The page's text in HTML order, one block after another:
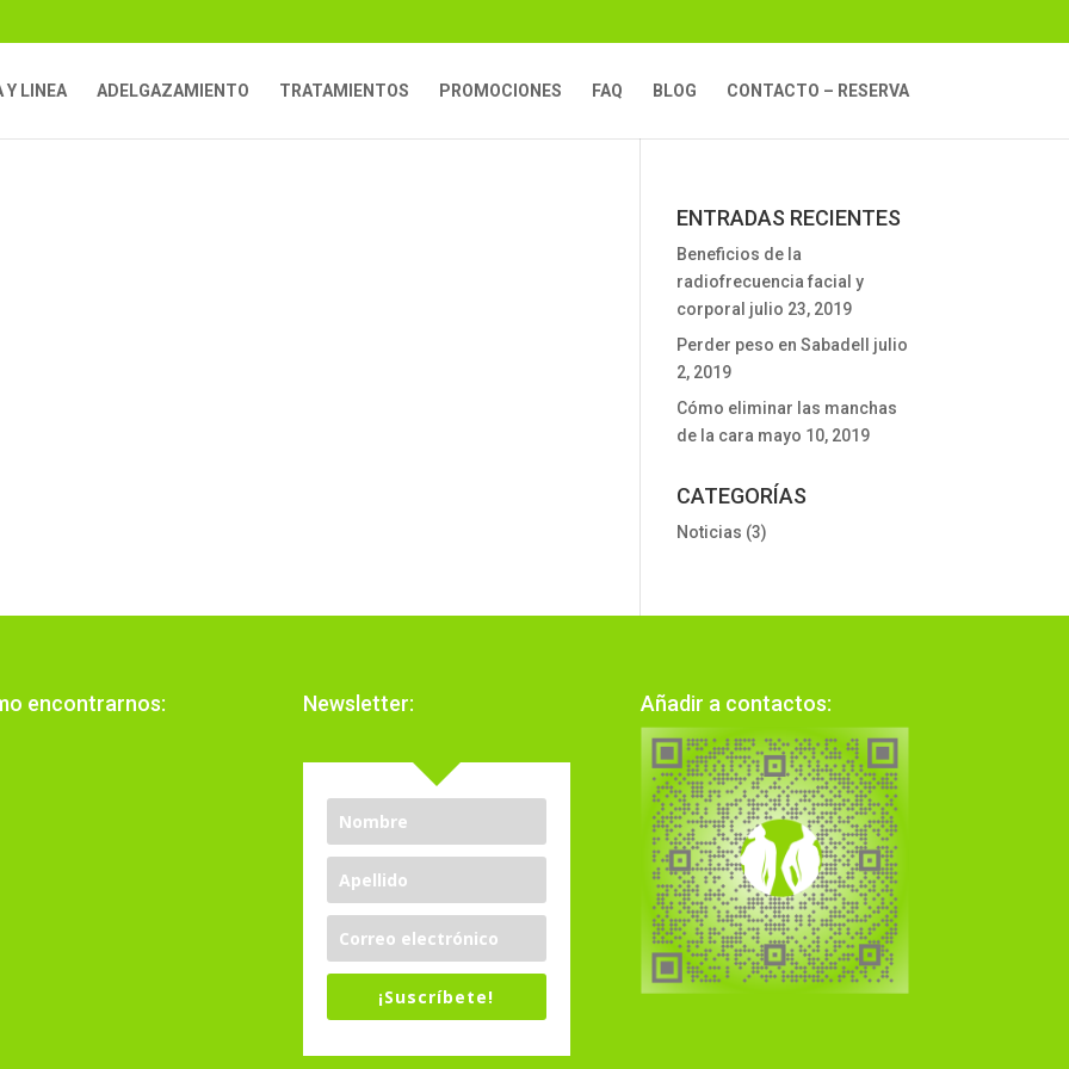
Y LINEA ADELGAZAMIENTO TRATAMIENTOS PROMOCIONES FAQ BLOG CONTACTO – RESERVA
ENTRADAS RECIENTES
Beneficios de la
radiofrecuencia facial y
corporal julio 23, 2019
Perder peso en Sabadell
julio
2, 2019
Cómo eliminar las manchas
de la cara mayo 10, 2019
CATEGORÍAS
Noticias (3)
encontrarnos: Newsletter:
¡Suscríbete!
Añadir a contactos: